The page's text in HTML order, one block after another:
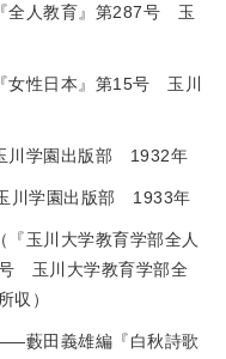
全人教育』第287号 玉
女性日本』第15号 玉川
川学園出版部 1932年
川学園出版部 1933年
玉川大学教育学部全人
玉川大学教育学部全
）
藪田義雄編『白秋詩歌